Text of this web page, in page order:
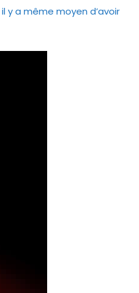
il y a même moyen d’avoir